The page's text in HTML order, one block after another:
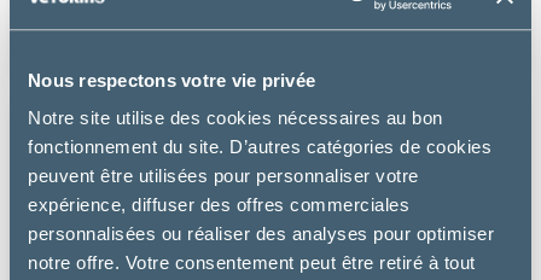
Nous respectons votre vie privée
Notre site utilise des cookies nécessaires au bon
fonctionnement du site. D’autres catégories de cookies
peuvent être utilisées pour personnaliser votre
expérience, diffuser des offres commerciales
personnalisées ou réaliser des analyses pour optimiser
notre offre. Votre consentement peut être retiré à tout